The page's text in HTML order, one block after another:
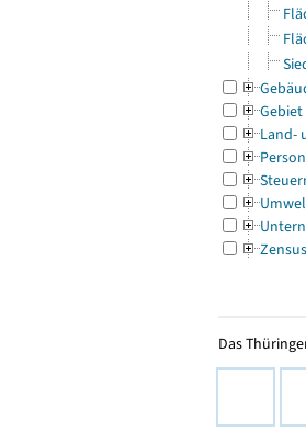
Gebiet
Land-
Zensus
Das